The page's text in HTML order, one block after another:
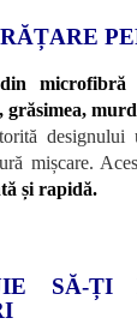
microfibră
mișcare.
și rapidă.
SĂ-ȚI